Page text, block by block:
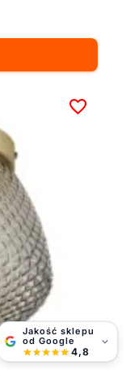
Jakość sklepu
od Google
4,8